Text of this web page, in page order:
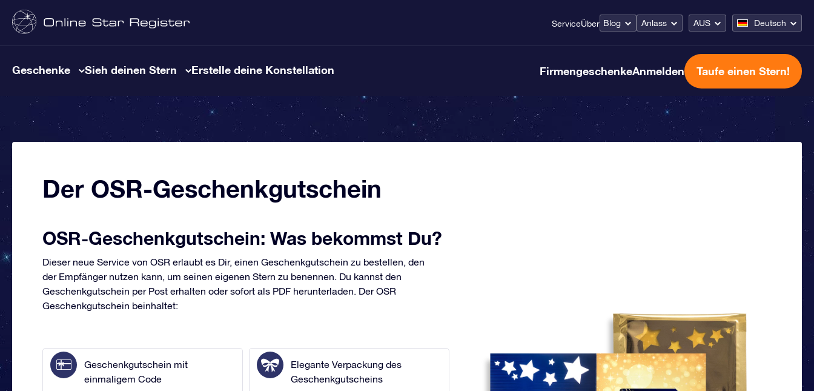
ServiceÜber Blog Anlass AUS Deutsch
Geschenke Sieh deinen Stern Erstelle deine Konstellation FirmengeschenkeAnmelden Taufe einen Stern!
Der OSR-Geschenkgutschein
OSR-Geschenkgutschein: Was bekommst Du?
Dieser neue Service von OSR erlaubt es Dir, einen Geschenkgutschein zu bestellen, den
der Empfänger nutzen kann, um seinen eigenen Stern zu benennen. Du kannst den
Geschenkgutschein per Post erhalten oder sofort als PDF herunterladen. Der OSR
Geschenkgutschein beinhaltet:
Geschenkgutschein mit
einmaligem Code
Elegante Verpackung des
Geschenkgutscheins